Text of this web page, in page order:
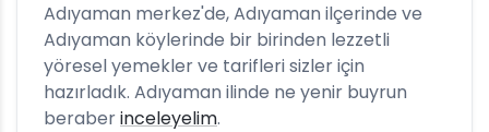
Adıyaman merkez'de, Adıyaman ilçerinde ve
Adıyaman köylerinde bir birinden lezzetli
yöresel yemekler ve tarifleri sizler için
hazırladık. Adıyaman ilinde ne yenir buyrun
beraberinceleyelim.